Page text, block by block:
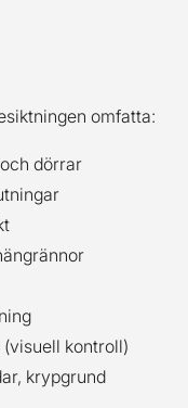
omfatta:
dörrar
kontroll)
krypgrund